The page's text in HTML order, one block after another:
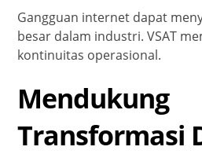
Gangguan internet dapat
besar dalam industri. VSAT
kontinuitas operasional.
Mendukung
Transformasi